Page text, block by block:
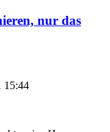
nur das
15:44